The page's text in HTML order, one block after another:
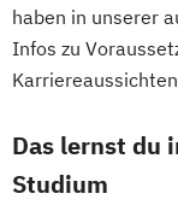
Training &
Clinical
Content-
haben in unserer
Infos zu
Das lernst du
Studium